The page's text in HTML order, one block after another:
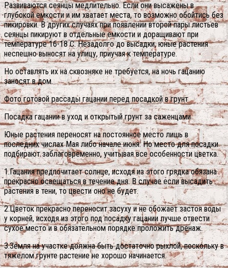
Развиваются сеянцы медлительно. Если они высажены в
глубокой емкости и им хватает места, то возможно обойтись без
пикировки. В других случаях при появлении второй пары листьев
сеянцы пикируют в отдельные емкости и доращивают при
температуре 16-18 С. Незадолго до высадки, юные растения
неспешно выносят на улицу, приучая к температуре.
Но оставлять их на сквозняке не требуется, на ночь гацанию
заносят в дом.
Фото готовой рассады гацании перед посадкой в грунт
Посадка гацании в уход и открытый грунт за саженцами
Юные растения переносят на постоянное место лишь в
последних числах Мая либо начале июня. Но место для посадки
подбирают заблаговременно, учитывая все особенности цветка.
1.Гацания предпочитает солнце, исходя из этого грядка обязана
прекрасно освещаться в течение дня. В случае если высадить
растения в тени, то цвести оно не будет.
2.Цветок прекрасно переносит засуху и не обожает застоя воды
у корней, исходя из этого под посадку гацании лучше отвести
сухое место и в обязательном порядке проложить дренаж.
3.Земля на участке должна быть достаточно рыхлой, поскольку в
тяжелом грунте растение не хорошо начинается.